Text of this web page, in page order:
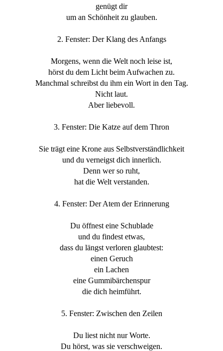
genügt dir
um an Schönheit zu glauben.
2. Fenster: Der Klang des Anfangs
Morgens, wenn die Welt noch leise ist,
hörst du dem Licht beim Aufwachen zu.
Manchmal schreibst du ihm ein Wort in den Tag.
Nicht laut.
Aber liebevoll.
3. Fenster: Die Katze auf dem Thron
Sie trägt eine Krone aus Selbstverständlichkeit
und du verneigst dich innerlich.
Denn wer so ruht,
hat die Welt verstanden.
4. Fenster: Der Atem der Erinnerung
Du öffnest eine Schublade
und du findest etwas,
dass du längst verloren glaubtest:
einen Geruch
ein Lachen
eine Gummibärchenspur
die dich heimführt.
5. Fenster: Zwischen den Zeilen
Du liest nicht nur Worte.
Du hörst, was sie verschweigen.